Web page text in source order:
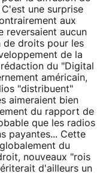
une surprise
aux
reversaient aucun
de droits pour les
de la
du "Digital
américain,
"distribuent"
aimeraient bien
du rapport de
que les radios
payantes... Cette
du
nouveaux "rois
d'ailleurs un